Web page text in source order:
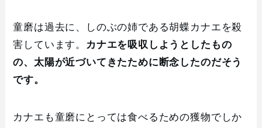
童磨は過去に、しのぶの姉である胡蝶カナエを殺
害しています。
カナエを吸収しようとしたもの
の、太陽が近づいてきたために断念したのだそう
です。
カナエも童磨にとっては食べるための獲物でしか